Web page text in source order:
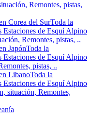
Remontes, pistas,
Corea del SurToda la
Estaciones de Esquí Alpino
Remontes, pistas, ..
JapónToda la
Estaciones de Esquí Alpino
pistas, ..
LibanoToda la
Estaciones de Esquí Alpino
situación, Remontes,